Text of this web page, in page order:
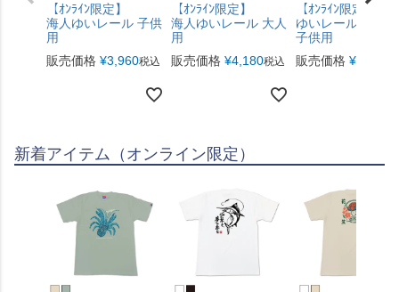
【ｵﾝﾗｲﾝ限定】
海人ゆいレール 子供
用
販売価格 ¥3,960税込
【ｵﾝﾗｲﾝ限定】
海人ゆいレール 大人
用
販売価格 ¥4,180税込
【ｵﾝﾗｲﾝ限定】
ゆいレール路線図
子供用
販売価格 ¥
新着アイテム（オンライン限定）